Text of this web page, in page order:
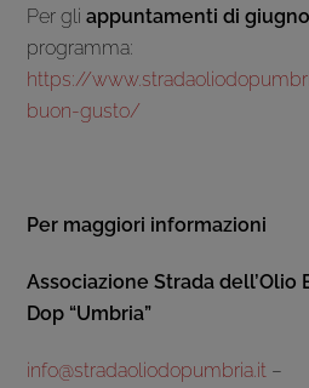
Per gliappuntamenti di
programma:
https://
buon-gusto/
Per maggiori informazioni
Associazione Strada dell’Olio
Dop “Umbria”
info@stradaoliodopumbria.it –